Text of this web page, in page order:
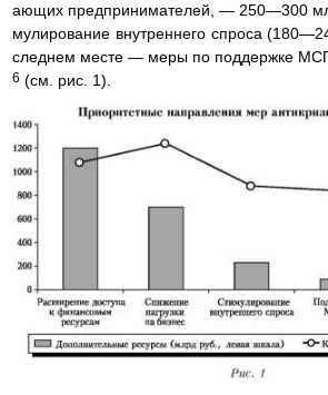
ающих предпринимателей, — 250—300
мулирование внутреннего спроса
следнем месте — меры по поддержке
6 (см. рис. 1).